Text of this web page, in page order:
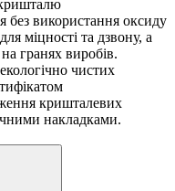
без використання оксиду
міцності та дзвону, а
гранях виробів.
чистих
кришталевих
накладками.